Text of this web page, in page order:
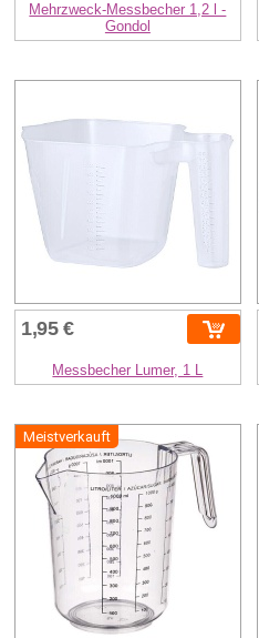
Mehrzweck-Messbecher 1,2 l -
Gondol
1,95 €
Messbecher Lumer, 1 L
Meistverkauft